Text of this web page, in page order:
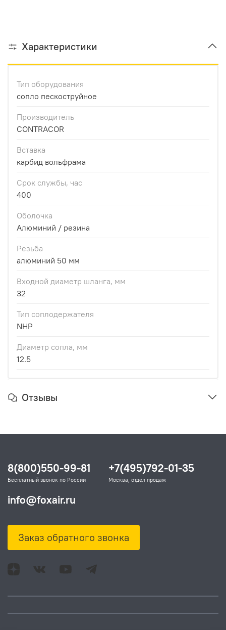
Характеристики
Тип оборудования
сопло пескоструйное
Производитель
CONTRACOR
Вставка
карбид вольфрама
Срок службы, час
400
Оболочка
Алюминий / резина
Резьба
алюминий 50 мм
Входной диаметр шланга, мм
32
Тип соплодержателя
NHP
Диаметр сопла, мм
12.5
Отзывы
8(800)550-99-81
Бесплатный звонок по России
+7(495)792-01-35
Москва, отдел продаж
info@foxair.ru
Заказ обратного звонка